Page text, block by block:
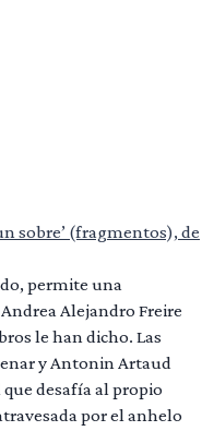
sobre’ (fragmentos), de
permite una
Alejandro Freire
le han dicho. Las
y Antonin Artaud
desafía al propio
por el anhelo